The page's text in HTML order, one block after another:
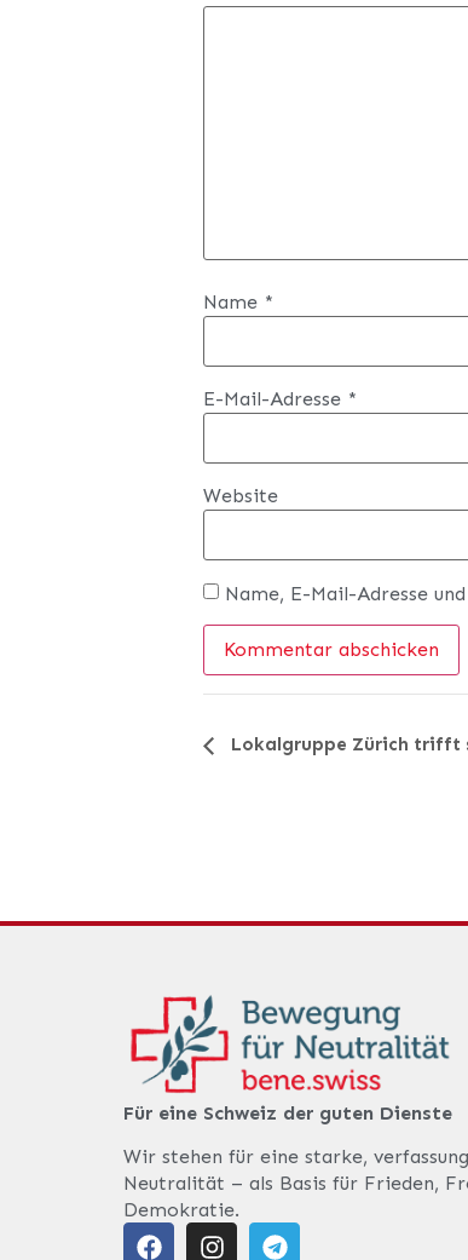
Name *
E-Mail-Adresse *
Website
Name, E-Mail-Adresse
Veranstaltung-
Lokalgruppe Zürich trifft
Für eine Schweiz der guten Dienste
Wir stehen für eine starke,
Neutralität – als Basis für Frieden,
Demokratie.